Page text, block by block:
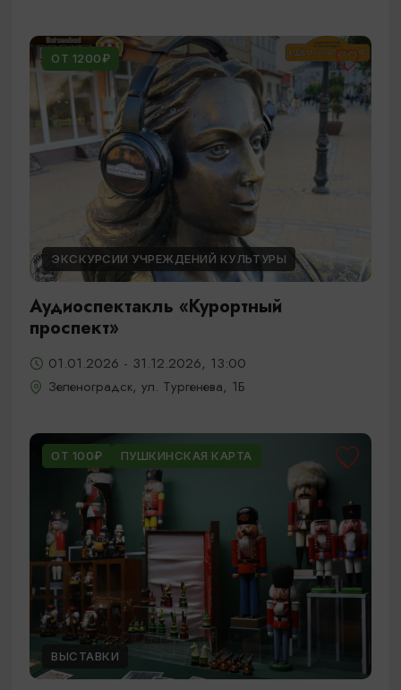
ОТ 1200₽
ЭКСКУРСИИ УЧРЕЖДЕНИЙ КУЛЬТУРЫ
Аудиоспектакль «Курортный
проспект»
01.01.2026 - 31.12.2026, 13:00
Зеленоградск, ул. Тургенева, 1Б
ОТ 100₽ ПУШКИНСКАЯ КАРТА
ВЫСТАВКИ